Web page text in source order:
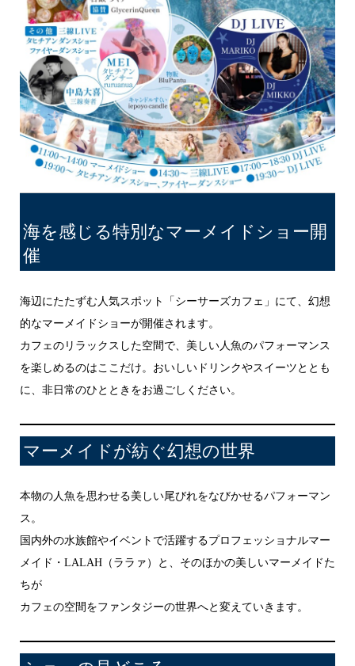
海を感じる特別なマーメイドショー開
催
海辺にたたずむ人気スポット「シーサーズカフェ」にて、幻想
的なマーメイドショーが開催されます。
カフェのリラックスした空間で、美しい人魚のパフォーマンス
を楽しめるのはここだけ。おいしいドリンクやスイーツととも
に、非日常のひとときをお過ごしください。
マーメイドが紡ぐ幻想の世界
本物の人魚を思わせる美しい尾びれをなびかせるパフォーマン
ス。
国内外の水族館やイベントで活躍するプロフェッショナルマー
メイド・LALAH（ララァ）と、そのほかの美しいマーメイドた
ちが
カフェの空間をファンタジーの世界へと変えていきます。